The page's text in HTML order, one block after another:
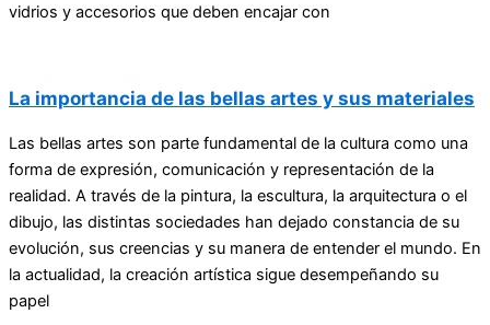
vidrios y accesorios que deben encajar con
La importancia de las bellas artes y sus materiales
Las bellas artes son parte fundamental de la cultura como una
forma de expresión, comunicación y representación de la
realidad. A través de la pintura, la escultura, la arquitectura o el
dibujo, las distintas sociedades han dejado constancia de su
evolución, sus creencias y su manera de entender el mundo. En
la actualidad, la creación artística sigue desempeñando su
papel